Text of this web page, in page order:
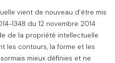
vient de nouveau d’être mis
1348 du 12 novembre 2014
de la propriété intellectuelle
les contours, la forme et les
mieux définies et ne